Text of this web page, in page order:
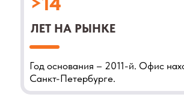
Выполнено более 30-ти проектно-
изыскательских работ систем
электроснабжения в разных отраслях.
ВЫПОЛНЕННЫХ ПРОЕКТОВ
>30